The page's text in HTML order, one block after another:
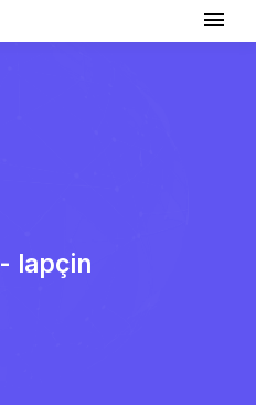
لاپچین - lapçin